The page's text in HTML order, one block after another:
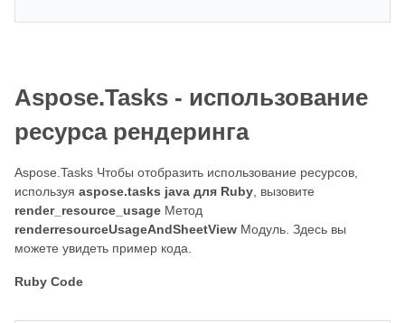
Aspose.Tasks - использование
ресурса рендеринга
Aspose.Tasks Чтобы отобразить использование ресурсов,
используя aspose.tasks java для Ruby, вызовите
render_resource_usage Метод
renderresourceUsageAndSheetView Модуль. Здесь вы
можете увидеть пример кода.
Ruby Code